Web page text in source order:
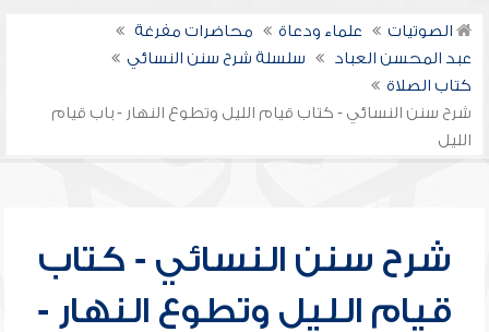
الصوتيات علماء ودعاة
محاضرات مفرغة
عبد المحسن العباد
سلسلة شرح سنن النسائي
كتاب الصلاة
شرح سنن النسائي - كتاب قيام الليل وتطوع النهار - باب قيام
الليل
شرح سنن النسائي - كتاب
قيام الليل وتطوع النهار -